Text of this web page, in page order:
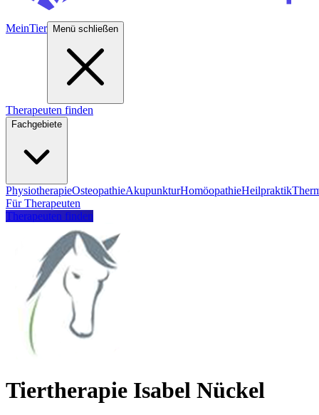
MeinTier Menü schließen
Therapeuten finden
Fachgebiete
PhysiotherapieOsteopathieAkupunkturHomöopathieHeilpraktik
Für Therapeuten
Therapeuten finden
Tiertherapie Isabel Nückel